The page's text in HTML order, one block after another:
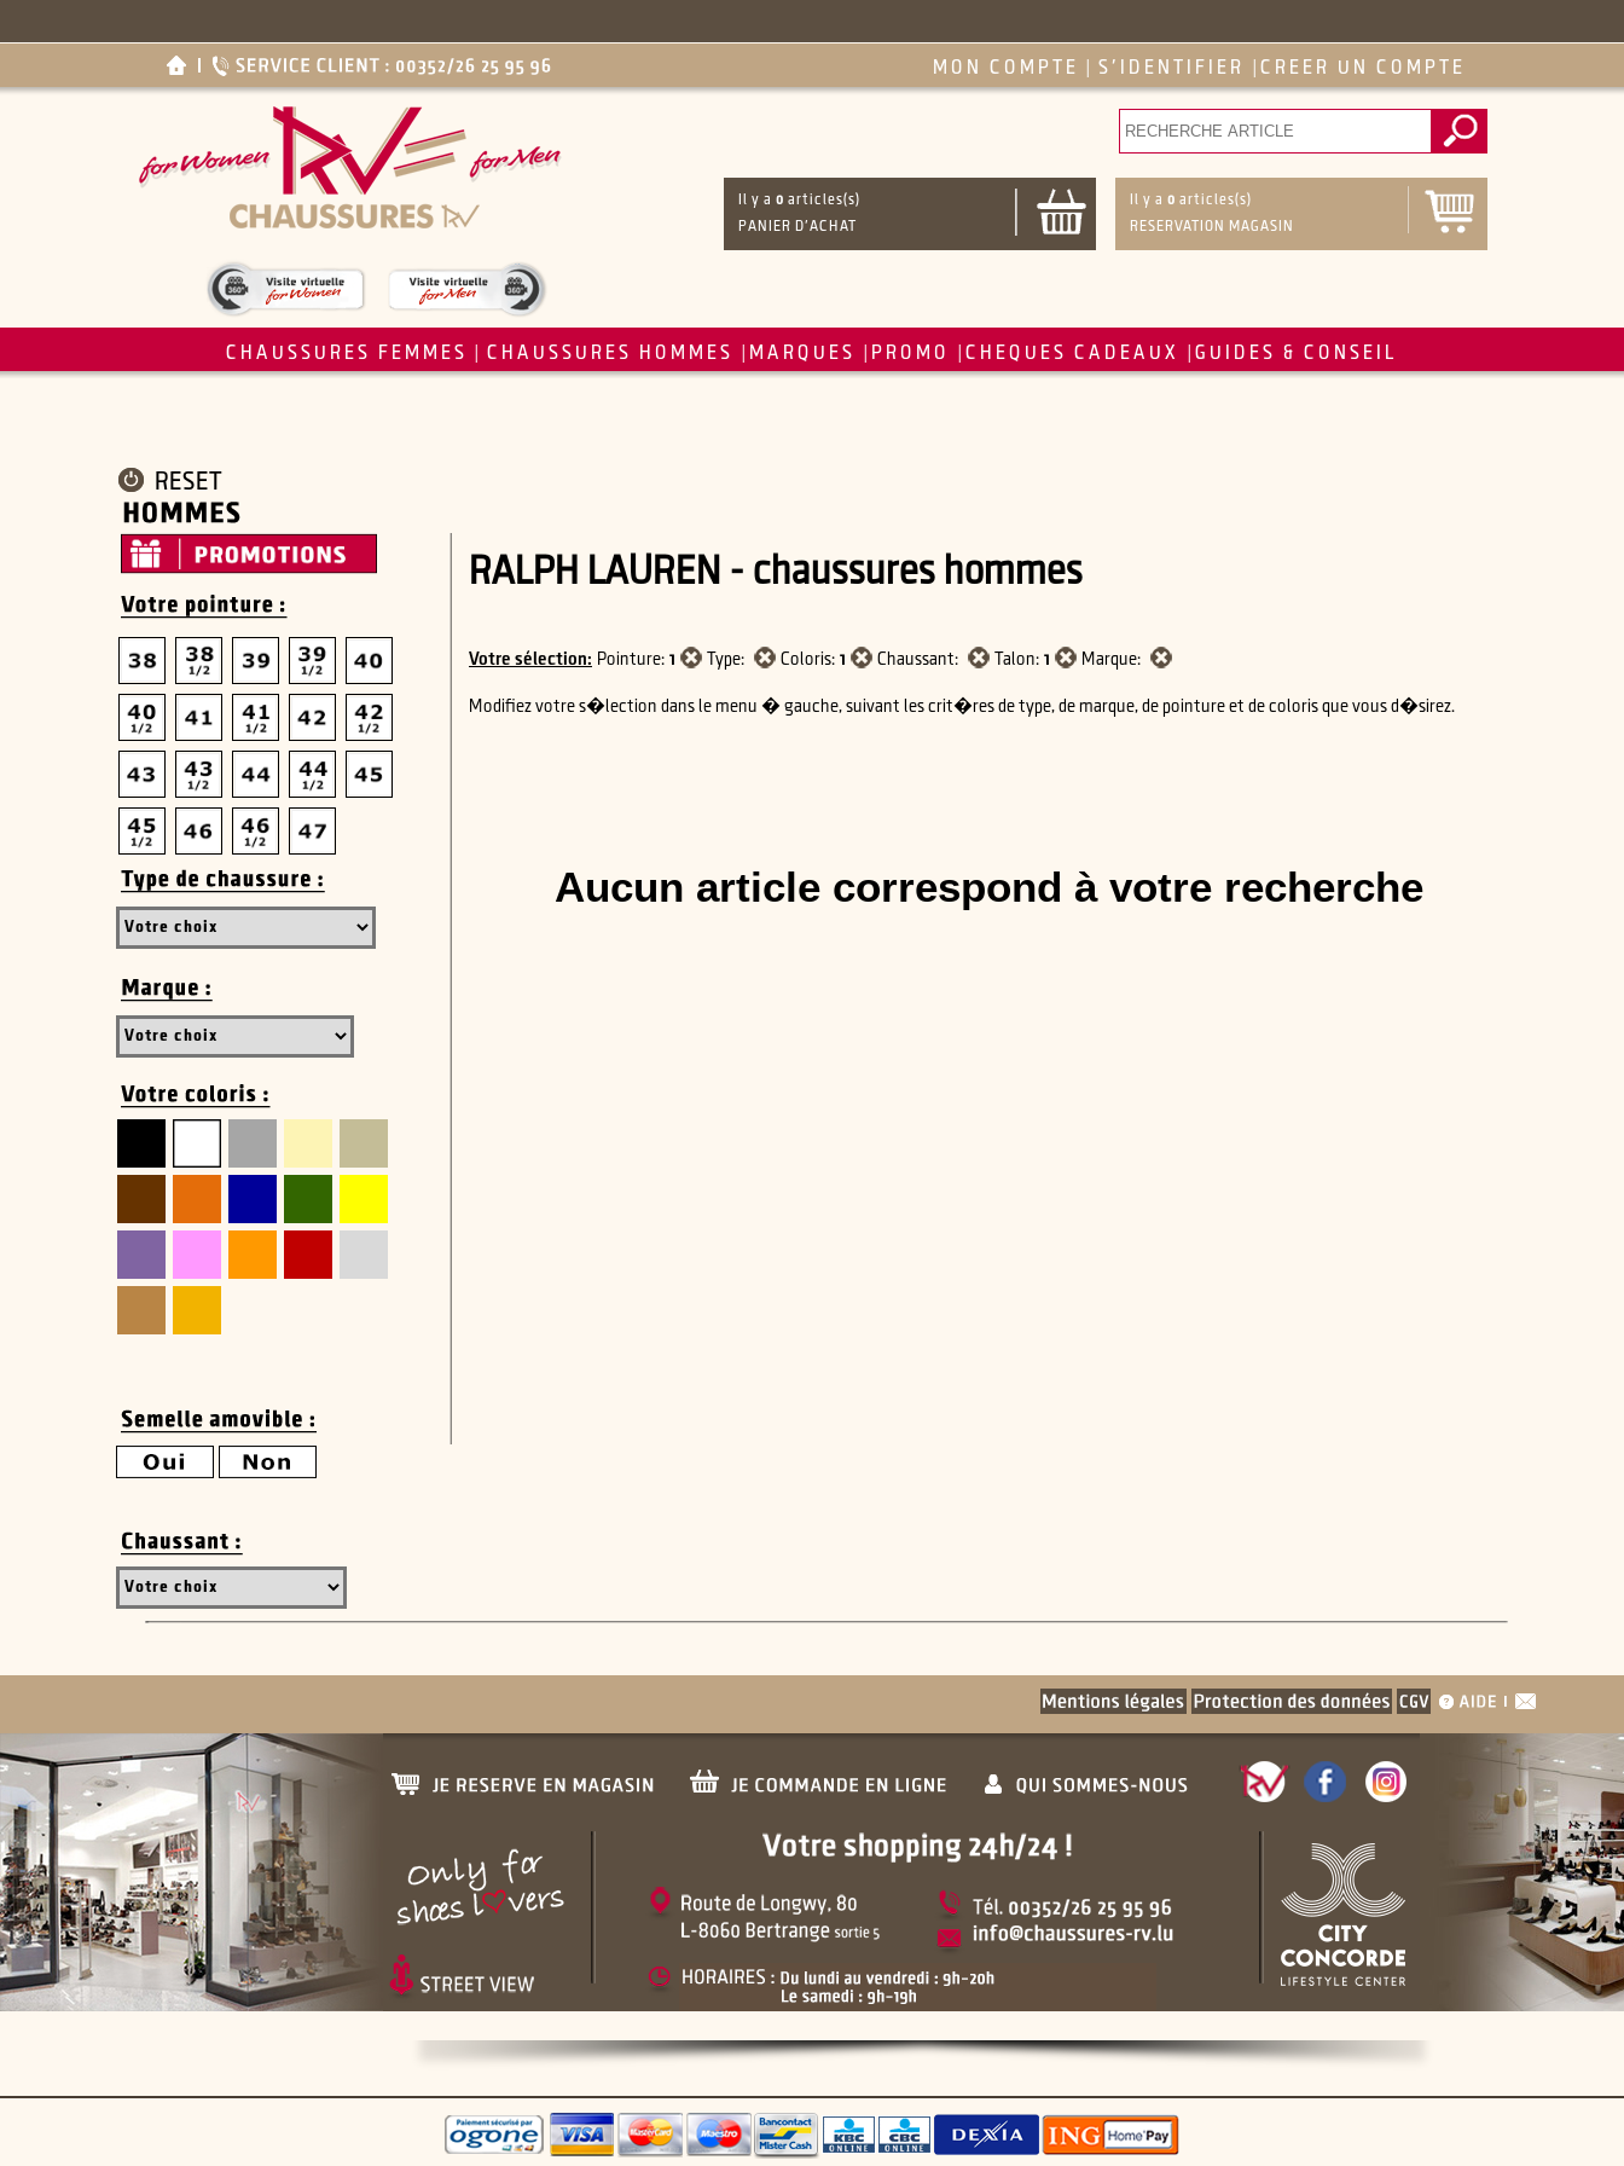
MON COMPTE S'IDENTIFIER CREER UN COMPTE
Il y a 0 articles(s)
PANIER D'ACHAT
Il y a 0 articles(s)
RESERVATION MAGASIN
CHAUSSURES FEMMES CHAUSSURES HOMMES MARQUES PROMO CHEQUES CADEAUX GUIDES & CONSEIL
RESET
RALPH LAUREN - chaussures hommes
Votre sélection: Pointure: 1 Type: Coloris: 1 Chaussant: Talon: 1 Marque:
Modifiez votre s�lection dans le menu � gauche, suivant les crit�res de type, de marque, de pointure et de coloris que vous d�sirez.
Aucun article correspond à votre recherche